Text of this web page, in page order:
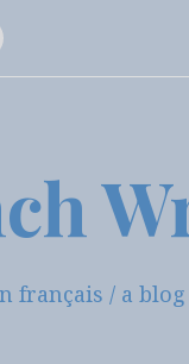
français / a